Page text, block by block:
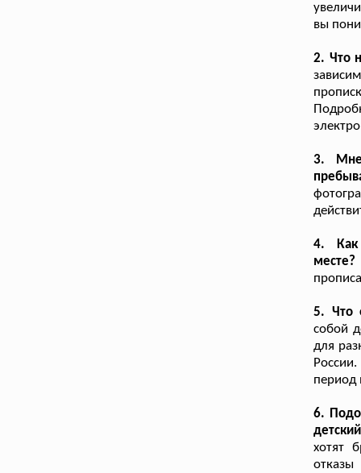
вы
2. Что
3. Мне
4. Как
месте?
5. Что
собой
для
период
6.
хотят
отказы